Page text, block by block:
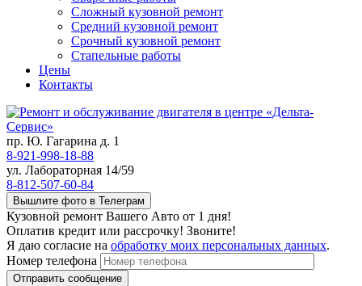
Сложный кузовной ремонт
Средний кузовной ремонт
Срочный кузовной ремонт
Стапельные работы
Цены
Контакты
пр. Ю. Гагарина д. 1
8-921-998-18-88
ул. Лабораторная 14/59
8-812-507-60-84
Вышлите фото в Телеграм
Кузовной ремонт Вашего Авто от 1 дня!
Оплатив кредит или рассрочку! Звоните!
Я даю согласие на обработку моих персональных данных.
Номер телефона